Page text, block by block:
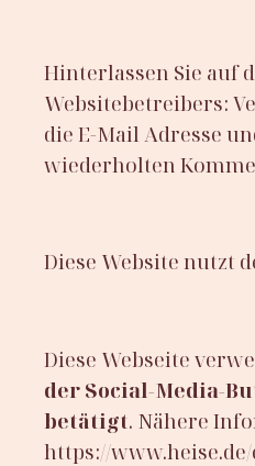
Hinterlassen Sie auf
Websitebetreibers:
die E-Mail Adresse
wiederholten
Diese Website nutzt
Diese Webseite
der Social-Media-
betätigt. Nähere
https://